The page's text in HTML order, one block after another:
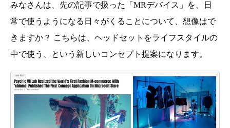
みなさんは、先の記事で扱った「MRデバイス」を、日
常で使うようになる日々がくることについて、想像はで
きますか？ こちらは、ヘッドセットをライフスタイルの
中で使う、という新しいコンセプト提案になります。